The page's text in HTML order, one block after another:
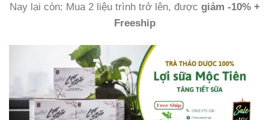
Nay lại còn: Mua 2 liệu trình trở lên, được giảm -10% +
Freeship